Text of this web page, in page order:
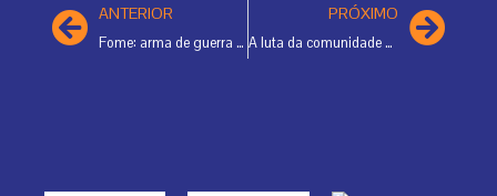
ANTERIOR
Fome: arma de guerra de Israel
PRÓXIMO
A luta da comunidade da Armação